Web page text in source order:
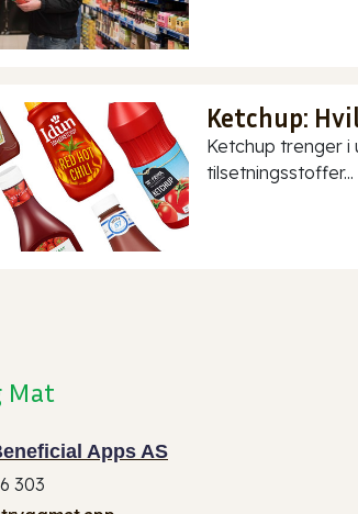
Ketchup:
Ketchup trenger i
tilsetningsstoffer...
Mat
Apps AS
303